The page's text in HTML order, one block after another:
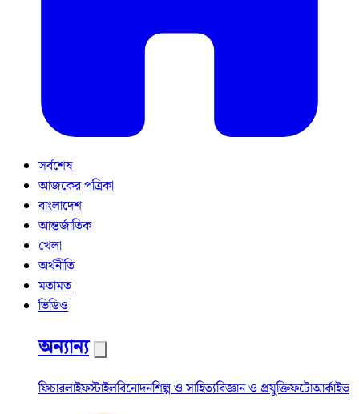
সর্বশেষ
আজকের পত্রিকা
বাংলাদেশ
আন্তর্জাতিক
খেলা
অর্থনীতি
মতামত
ভিডিও
অন্যান্য
ফিচারলাইফস্টাইলবিনোদনশিল্প ও সাহিত্যবিজ্ঞান ও প্রযুক্তিফটোআর্কাইভ